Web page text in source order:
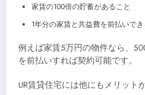
家賃の100倍の貯蓄があること
1年分の家賃と共益費を前払いでき
例えば家賃5万円の物件なら、
を前払いすれば契約可能です。
UR賃貸住宅には他にもメリット